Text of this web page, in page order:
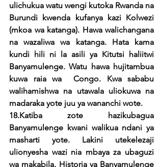
ulichukua watu wengi kutoka Rwanda na
Burundi kwenda kufanya kazi Kolwezi
(mkoa wa katanga). Hawa walichangana
na wazaliwa wa katanga. Hata kama
kundi hili ni la asili ya Kitutsi haliitwi
Banyamulenge. Watu hawa hujitambua
kuwa raia wa  Congo. Kwa sababu
walihamishwa na utawala uliokuwa na
madaraka yote juu ya wananchi wote.
18.Katiba zote hazikubagua
Banyamulenge kwani walikua ndani ya
masharti yote. Lakini utekelezaji
ulionyesha wazi nia mbaya za ubaguzi
wa makabila. Historia ya Banyamulenge